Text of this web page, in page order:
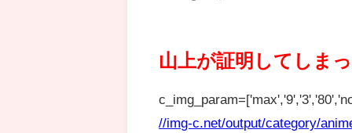
山上が証明してしま
//img-c.net/output/category/